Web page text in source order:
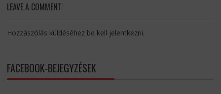
LEAVE A COMMENT
Hozzászólás küldéséhez be kell jelentkezni.
FACEBOOK-BEJEGYZÉSEK